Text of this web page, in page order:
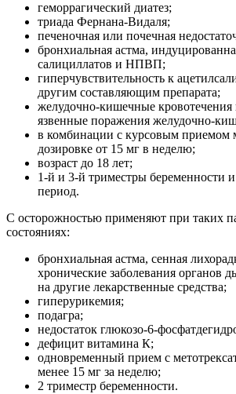
геморрагический диатез;
триада Фернана-Видаля;
печеночная или почечная
бронхиальная астма,
салициллатов и НПВП;
гиперчувствительность к
другим составляющим препарата;
желудочно-кишечные кровотечения
язвенные поражения желудочно-
в комбинации с курсовым приемом
дозировке от 15 мг в неделю;
возраст до 18 лет;
1-й и 3-й триместры беременности
период.
С осторожностью применяют при таких
состояниях:
бронхиальная астма, сенная
хронические заболевания органов
на другие лекарственные средства;
гиперурикемия;
подагра;
недостаток глюкозо-6-
дефицит витамина К;
одновременный прием с
менее 15 мг за неделю;
2 триместр беременности.